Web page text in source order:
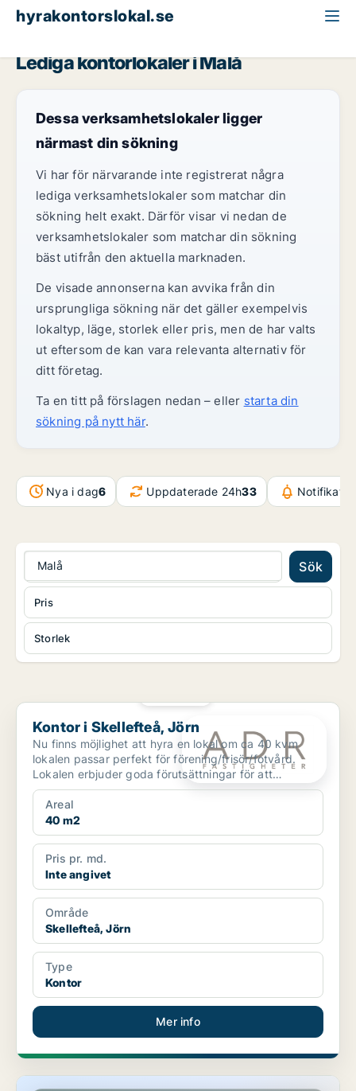
hyrakontorslokal.se
Lediga kontorlokaler i Malå
Dessa verksamhetslokaler ligger
närmast din sökning
Vi har för närvarande inte registrerat några
lediga verksamhetslokaler som matchar din
sökning helt exakt. Därför visar vi nedan de
verksamhetslokaler som matchar din sökning
bäst utifrån den aktuella marknaden.
De visade annonserna kan avvika från din
ursprungliga sökning när det gäller exempelvis
lokaltyp, läge, storlek eller pris, men de har valts
ut eftersom de kan vara relevanta alternativ för
ditt företag.
Ta en titt på förslagen nedan – eller starta din
sökning på nytt här.
Nya i dag6 Uppdaterade 24h33
Malå Sök
Storlek
Pris
Kontor i Skellefteå, Jörn
Kontor i Skellefteå, Jörn
Nu finns möjlighet att hyra en lokal om ca 40 kvm
lokalen passar perfekt för förening/frisör/fotvård.
Lokalen erbjuder goda förutsättningar för att
anpass...
Areal
40 m2
Pris pr. md.
Inte angivet
Område
Skellefteå, Jörn
Type
Kontor
Mer info
Butikslokal i Skellefteå